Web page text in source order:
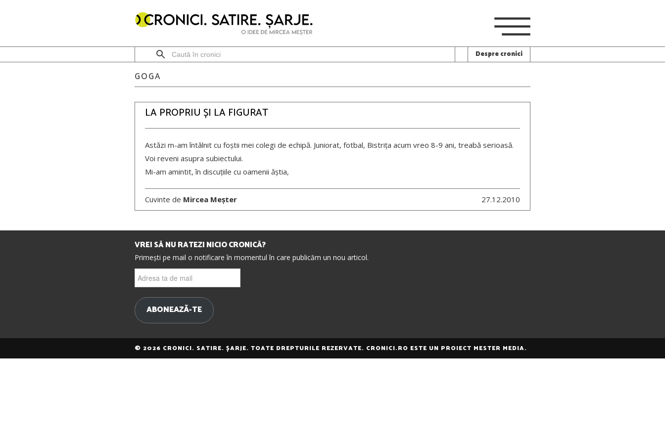
Despre cronici
GOGA
LA PROPRIU ȘI LA FIGURAT
Astăzi m-am întâlnit cu foștii mei colegi de echipă. Juniorat, fotbal, Bistrița acum vreo 8-9 ani, treabă serioasă.
Voi reveni asupra subiectului.
Mi-am amintit, în discuțiile cu oamenii ăștia,
Cuvinte de Mircea Meșter 27.12.2010
VREI SĂ NU RATEZI NICIO CRONICĂ?
Primești pe mail o notificare în momentul în care publicăm un nou articol.
ta
mail
ABONEAZĂ-TE
© 2026 CRONICI. SATIRE. ȘARJE. TOATE DREPTURILE REZERVATE. CRONICI.RO ESTE UN PROIECT MESTER MEDIA.